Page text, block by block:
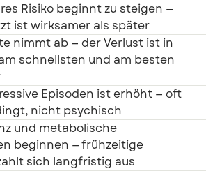
Risiko beginnt zu steigen —
ist wirksamer als später
nimmt ab — der Verlust ist in
schnellsten und am besten
Episoden ist erhöht — oft
nicht psychisch
und metabolische
beginnen — frühzeitige
sich langfristig aus